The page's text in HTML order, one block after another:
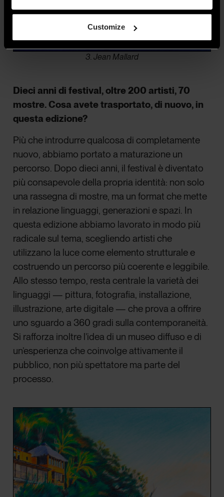
Customize
3. Jean Mallard
Dieci anni di festival, oltre 200 artisti, 70
mostre. Cosa avete trasportato, di nuovo, in
questa edizione?
Più che introdurre qualcosa di completamente
nuovo, abbiamo portato a maturazione un
percorso. Dopo dieci anni, il festival è diventato
più consapevole della propria identità: non solo
una rassegna di mostre, ma un format che mette
in relazione linguaggi, generazioni e spazi. In
questa edizione abbiamo lavorato in modo più
radicale sul tema, scegliendo artisti che
utilizzano la luce come elemento strutturale e
costruendo un percorso più coerente e leggibile.
Allo stesso tempo, resta centrale la varietà dei
linguaggi — pittura, fotografia, installazione,
illustrazione, arte digitale — che prova a offrire
uno sguardo a 360 gradi sulla contemporaneità.
Si rafforza inoltre l’idea di un museo diffuso e di
un’esperienza che coinvolge attivamente il
pubblico, non più spettatore ma parte del
processo.